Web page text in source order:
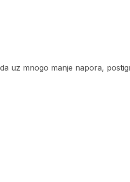
uz mnogo manje napora,